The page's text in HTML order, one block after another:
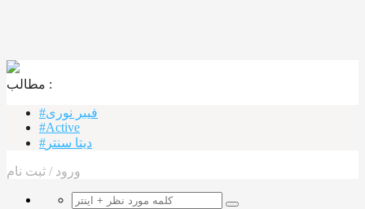
مطالب :‌ ‌‌
#فیبر نوری
#Active
#دیتا سنتر
ورود / ثبت نام